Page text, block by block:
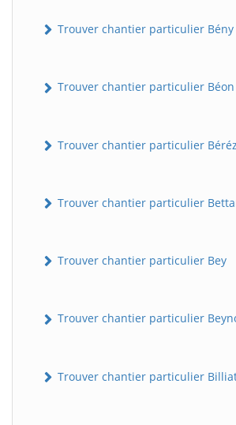
Trouver chantier particulier Bény
Trouver chantier particulier Béon
Trouver chantier particulier
Trouver chantier particulier
Trouver chantier particulier Bey
Trouver chantier particulier
Trouver chantier particulier